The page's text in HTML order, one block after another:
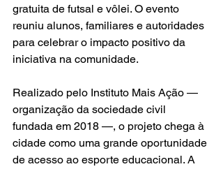
gratuita de futsal e vôlei. O evento
reuniu alunos, familiares e autoridades
para celebrar o impacto positivo da
iniciativa na comunidade.
Realizado pelo Instituto Mais Ação —
organização da sociedade civil
fundada em 2018 —, o projeto chega à
cidade como uma grande oportunidade
de acesso ao esporte educacional. A